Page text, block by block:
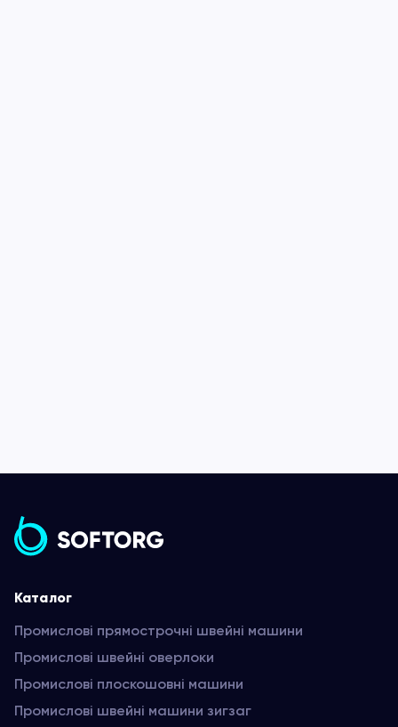
Каталог
Промислові прямострочні швейні машини
Промислові швейні оверлоки
Промислові плоскошовні машини
Промислові швейні машини зигзаг